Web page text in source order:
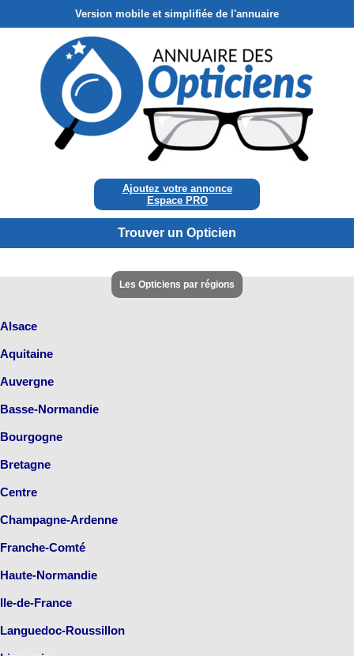
Version mobile et simplifiée de l'annuaire
Ajoutez votre annonce
Espace PRO
Trouver un Opticien
Les Opticiens par régions
Alsace
Aquitaine
Auvergne
Basse-Normandie
Bourgogne
Bretagne
Centre
Champagne-Ardenne
Franche-Comté
Haute-Normandie
Ile-de-France
Languedoc-Roussillon